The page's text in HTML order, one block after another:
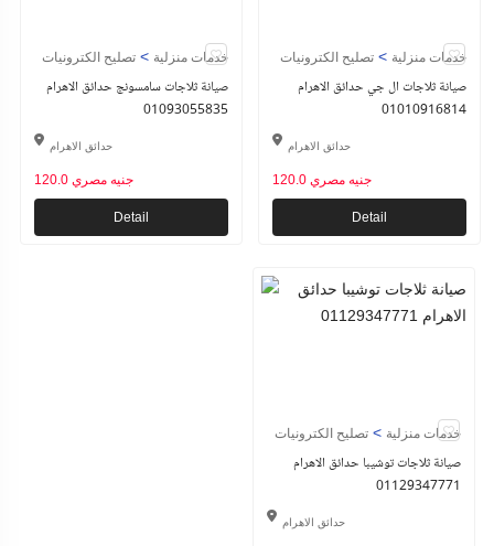
خدمات منزلية > تصليح الكترونيات
صيانة ثلاجات سامسونج حدائق الاهرام
01093055835
حدائق الاهرام
120.0 جنيه مصري
Detail
خدمات منزلية > تصليح الكترونيات
صيانة ثلاجات ال جي حدائق الاهرام
01010916814
حدائق الاهرام
120.0 جنيه مصري
Detail
خدمات منزلية > تصليح الكترونيات
صيانة ثلاجات توشيبا حدائق الاهرام
01129347771
حدائق الاهرام